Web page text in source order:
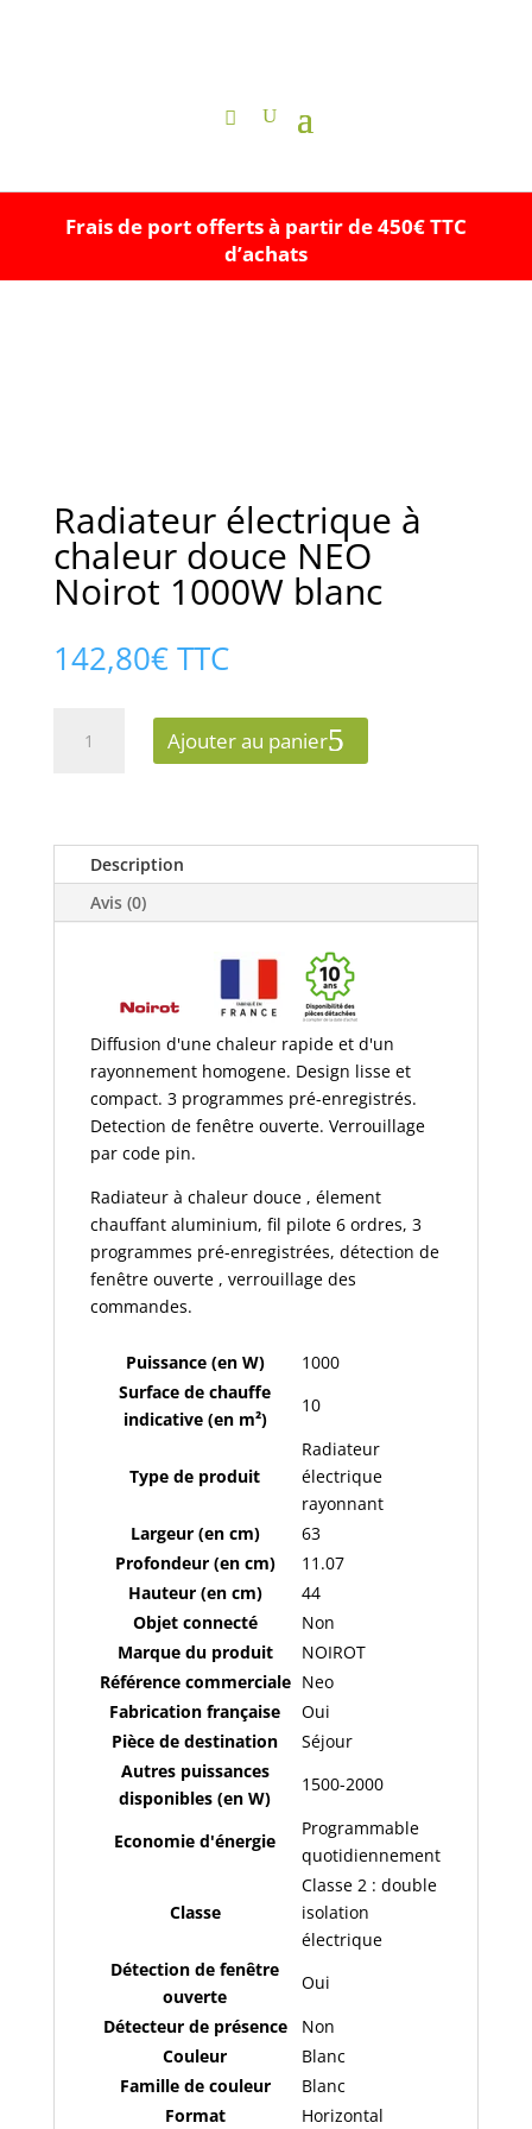
Frais de port offerts à partir de 450€ TTC
d’achats
Radiateur électrique à
chaleur douce NEO
Noirot 1000W blanc
142,80€ TTC
chaleur
douce
Ajouter au panier
Description
Avis (0)
Diffusion d'une chaleur rapide et d'un
rayonnement homogene. Design lisse et
compact. 3 programmes pré-enregistrés.
Detection de fenêtre ouverte. Verrouillage
par code pin.
Radiateur à chaleur douce , élement
chauffant aluminium, fil pilote 6 ordres, 3
programmes pré-enregistrées, détection de
fenêtre ouverte , verrouillage des
commandes.
Puissance (en W)
1000
Surface de chauffe
indicative (en m²)
10
Type de produit
Radiateur
électrique
rayonnant
Largeur (en cm)
63
Profondeur (en cm)
11.07
Hauteur (en cm)
44
Objet connecté
Non
Marque du produit
NOIROT
Référence commerciale Neo
Fabrication française
Oui
Pièce de destination
Séjour
Autres puissances
disponibles (en W)
1500-2000
Economie d'énergie
Programmable
quotidiennement
Classe
Classe 2 : double
isolation
électrique
Détection de fenêtre
ouverte
Oui
Détecteur de présence
Non
Couleur
Blanc
Famille de couleur
Blanc
Format
Horizontal